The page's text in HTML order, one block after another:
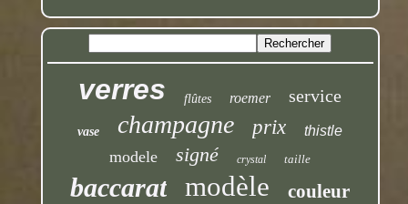
verres flûtes roemer service
vase champagne prix thistle
modele signé crystal taille
baccarat modèle couleur